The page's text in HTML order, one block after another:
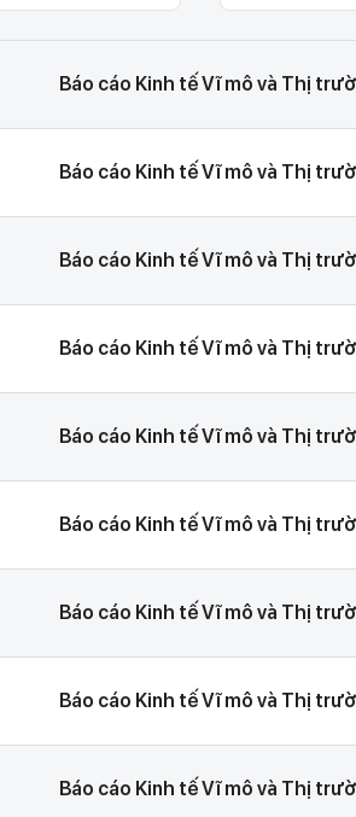
Báo cáo Kinh tế Vĩ mô và Thị
Báo cáo Kinh tế Vĩ mô và Thị
Báo cáo Kinh tế Vĩ mô và Thị
Báo cáo Kinh tế Vĩ mô và Thị
Báo cáo Kinh tế Vĩ mô và Thị
Báo cáo Kinh tế Vĩ mô và Thị
Báo cáo Kinh tế Vĩ mô và Thị
Báo cáo Kinh tế Vĩ mô và Thị
Báo cáo Kinh tế Vĩ mô và Thị